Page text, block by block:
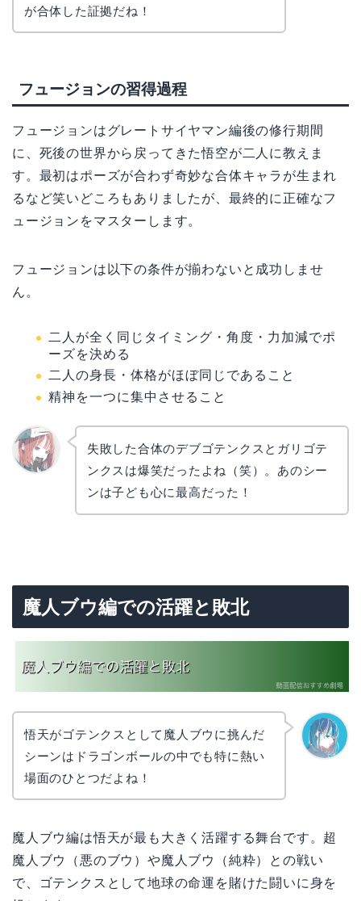
が合体した証拠だね！
フュージョンの習得過程
フュージョンはグレートサイヤマン編後の修行期間
に、死後の世界から戻ってきた悟空が二人に教えま
す。最初はポーズが合わず奇妙な合体キャラが生まれ
るなど笑いどころもありましたが、最終的に正確なフ
ュージョンをマスターします。
フュージョンは以下の条件が揃わないと成功しませ
ん。
二人が全く同じタイミング・角度・力加減でポ
ーズを決める
二人の身長・体格がほぼ同じであること
精神を一つに集中させること
失敗した合体のデブゴテンクスとガリゴテ
ンクスは爆笑だったよね（笑）。あのシー
ンは子ども心に最高だった！
魔人ブウ編での活躍と敗北
悟天がゴテンクスとして魔人ブウに挑んだ
シーンはドラゴンボールの中でも特に熱い
場面のひとつだよね！
魔人ブウ編は悟天が最も大きく活躍する舞台です。超
魔人ブウ（悪のブウ）や魔人ブウ（純粋）との戦い
で、ゴテンクスとして地球の命運を賭けた闘いに身を